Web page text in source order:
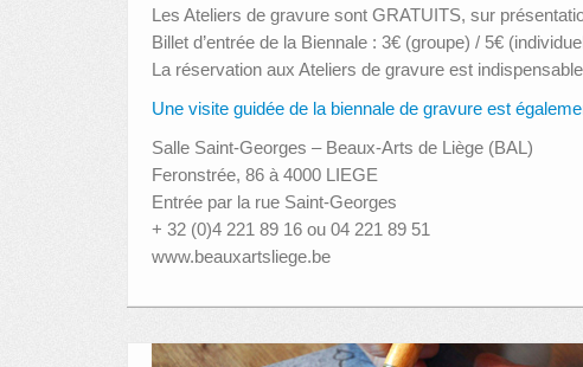
Les Ateliers de gravure sont GRATUITS, sur
Billet d’entrée de la Biennale : 3€ (groupe) / 5€
La réservation aux Ateliers de gravure est
Une visite guidée de la biennale de gravure est
Salle Saint-Georges – Beaux-Arts de Liège (BAL)
Feronstrée, 86 à 4000 LIEGE
Entrée par la rue Saint-Georges
+ 32 (0)4 221 89 16 ou 04 221 89 51
www.beauxartsliege.be